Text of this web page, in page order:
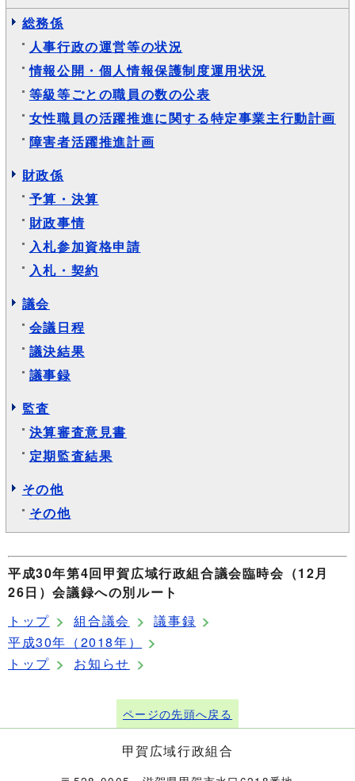
総務係
人事行政の運営等の状況
情報公開・個人情報保護制度運用状況
等級等ごとの職員の数の公表
女性職員の活躍推進に関する特定事業主行動計画
障害者活躍推進計画
財政係
予算・決算
財政事情
入札参加資格申請
入札・契約
議会
会議日程
議決結果
議事録
監査
決算審査意見書
定期監査結果
その他
その他
平成30年第4回甲賀広域行政組合議会臨時会（12月
26日）会議録への別ルート
トップ
組合議会
議事録
平成30年（2018年）
トップ
お知らせ
ページの先頭へ戻る
甲賀広域行政組合